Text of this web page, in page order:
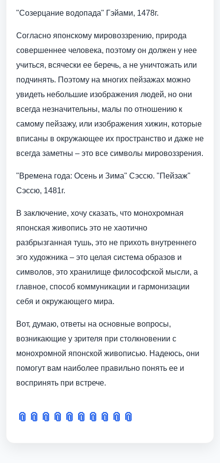
"Созерцание водопада" Гэйами, 1478г.
Согласно японскому мировоззрению, природа
совершеннее человека, поэтому он должен у нее
учиться, всячески ее беречь, а не уничтожать или
подчинять. Поэтому на многих пейзажах можно
увидеть небольшие изображения людей, но они
всегда незначительны, малы по отношению к
самому пейзажу, или изображения хижин, которые
вписаны в окружающее их пространство и даже не
всегда заметны – это все символы мировоззрения.
"Времена года: Осень и Зима" Сэссю. "Пейзаж"
Сэссю, 1481г.
В заключение, хочу сказать, что монохромная
японская живопись это не хаотично
разбрызганная тушь, это не прихоть внутреннего
эго художника – это целая система образов и
символов, это хранилище философской мысли, а
главное, способ коммуникации и гармонизации
себя и окружающего мира.
Вот, думаю, ответы на основные вопросы,
возникающие у зрителя при столкновении с
монохромной японской живописью. Надеюсь, они
помогут вам наиболее правильно понять ее и
воспринять при встрече.
📎 📎 📎 📎 📎 📎 📎 📎 📎 📎